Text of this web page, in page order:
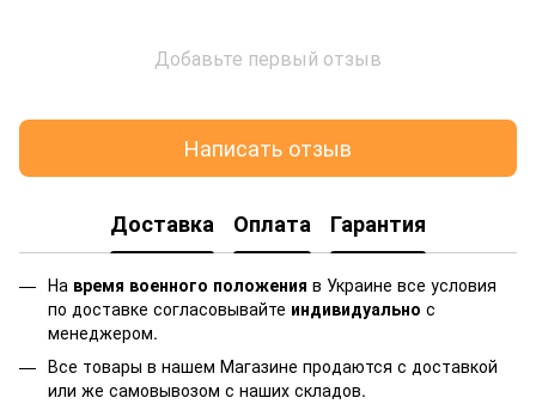
Добавьте первый отзыв
Написать отзыв
Доставка Оплата Гарантия
На время военного положения в Украине все условия
по доставке согласовывайте индивидуально с
менеджером.
Все товары в нашем Магазине продаются с доставкой
или же самовывозом с наших складов.